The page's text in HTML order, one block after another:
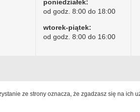
poniedziałek:
od godz. 8:00 do 18:00
wtorek-piątek:
od godz. 8:00 do 16:00
ze strony oznacza, że zgadzasz się na ich